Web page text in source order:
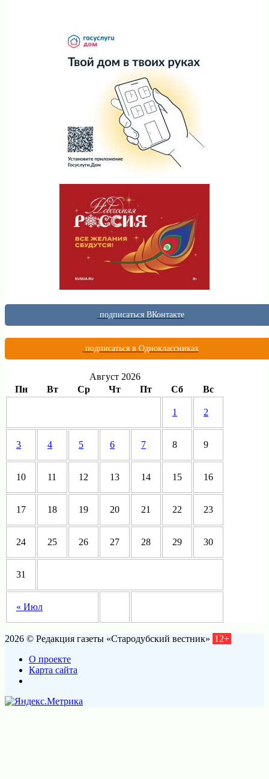
подписаться ВКонтакте
подписаться в Одноклассниках
Август 2026
Пн
Вт Ср Чт Пт Сб Вс
« Июл
1 2
3 4 5 6 7 8 9
10 11 12 13 14 15 16
17 18 19 20 21 22 23
24 25 26 27 28 29 30
31
2026 © Редакция газеты «Стародубский вестник» 12+
О проекте
Карта сайта